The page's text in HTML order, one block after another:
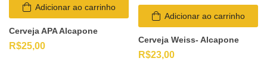
Adicionar ao carrinho
Cerveja APA Alcapone
R$25,00
Adicionar ao carrinho
Cerveja Weiss- Alcapone
R$23,00